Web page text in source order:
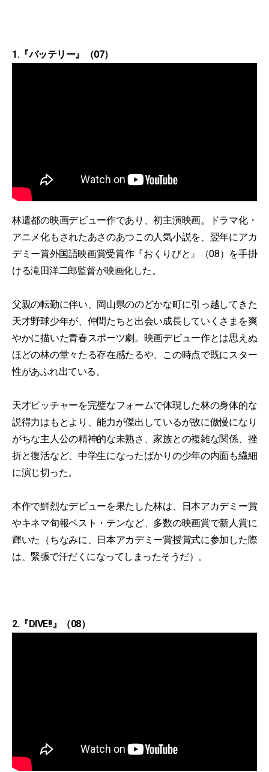
1.『バッテリー』（07）
林遣都の映画デビュー作であり、初主演映画。ドラマ化・
アニメ化もされたあさのあつこの人気小説を、翌年にアカ
デミー賞外国語映画賞受賞作『おくりびと』（08）を手掛
ける滝田洋二郎監督が映画化した。
父親の転勤に伴い、岡山県ののどかな町に引っ越してきた
天才野球少年が、仲間たちと出会い成長していくさまを爽
やかに描いた青春スポーツ劇。映画デビュー作とは思えぬ
ほどの林の堂々たる存在感たるや、この時点で既にスター
性があふれ出ている。
天才ピッチャーを完璧なフォームで体現した林の身体的な
説得力はもとより、能力が傑出しているが故に傲慢になり
がちな主人公の精神的な未熟さ、家族との複雑な関係、挫
折と復活など、中学生になったばかりの少年の内面も繊細
に演じ切った。
本作で鮮烈なデビューを果たした林は、日本アカデミー賞
やキネマ旬報ベスト・テンなど、多数の映画賞で新人賞に
輝いた（ちなみに、日本アカデミー賞授賞式に参加した際
は、緊張で汗だくになってしまったそうだ）。
2.『DIVE!!』（08）